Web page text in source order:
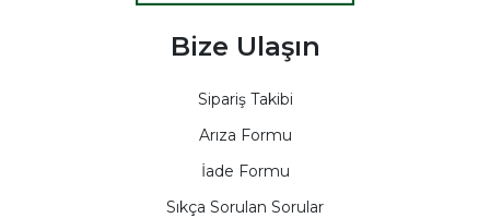
Bize Ulaşın
Sipariş Takibi
Arıza Formu
İade Formu
Sıkça Sorulan Sorular